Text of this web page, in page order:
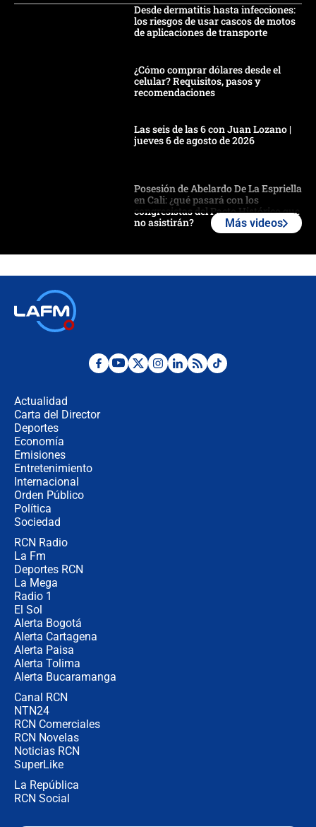
Desde dermatitis hasta infecciones:
los riesgos de usar cascos de motos
de aplicaciones de transporte
¿Cómo comprar dólares desde el
celular? Requisitos, pasos y
recomendaciones
Las seis de las 6 con Juan Lozano |
jueves 6 de agosto de 2026
Posesión de Abelardo De La Espriella
en Cali: ¿qué pasará con los
congresistas del Pacto Histórico que
no asistirán?
¿Por qué De la Espriella gobernará
Más videos
Actualidad
Carta del Director
Deportes
Economía
Emisiones
Entretenimiento
Internacional
Orden Público
Política
Sociedad
RCN Radio
La Fm
Deportes RCN
La Mega
Radio 1
El Sol
Alerta Bogotá
Alerta Cartagena
Alerta Paisa
Alerta Tolima
Alerta Bucaramanga
Canal RCN
NTN24
RCN Comerciales
RCN Novelas
Noticias RCN
SuperLike
La República
RCN Social